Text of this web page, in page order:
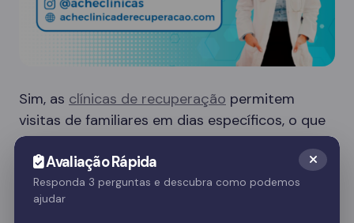
Sim, as clínicas de recuperação permitem
visitas de familiares em dias específicos, o que
é crucial para o apoio emocional do paciente.
Essas visitas ajudam no processo de
recuperação e fortalecem o vínculo familiar.
Avaliação Rápida
Responda 3 perguntas e descubra como podemos
ajudar